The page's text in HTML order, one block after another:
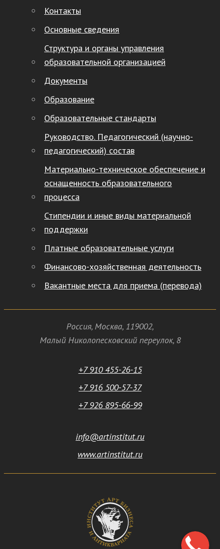
Контакты
Основные сведения
Структура и органы управления
образовательной организацией
Документы
Образование
Образовательные стандарты
Руководство. Педагогический (научно-
педагогический) состав
Материально-техническое обеспечение и
оснащенность образовательного
процесса
Стипендии и иные виды материальной
поддержки
Платные образовательные услуги
Финансово-хозяйственная деятельность
Вакантные места для приема (перевода)
Россия, Москва, 119002,
Малый Николопесковский переулок,8
+7 910 455-26-15
+7 916 500-57-37
+7 926 895-66-99
info@artinstitut.ru
www.artinstitut.ru